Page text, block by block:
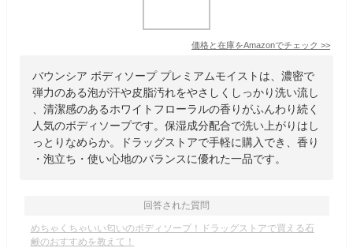
価格と在庫をAmazonでチェック >>
バウンシア ボディソープ プレミアムモイストは、濃密で
弾力のある泡が汗や皮脂汚れをやさしくしっかり洗い流し
、清潔感のあるホワイトフローラルの香りがふんわり続く
人気のボディソープです。保湿成分配合で洗い上がりはし
っとりなめらか。ドラッグストアで手軽に購入でき、香り
・泡立ち・使い心地のバランスに優れた一品です。
回答された質問
めちゃくちゃいい匂いのボディソープ！ドラッグストアで買える石
鹸のおすすめを教えて！